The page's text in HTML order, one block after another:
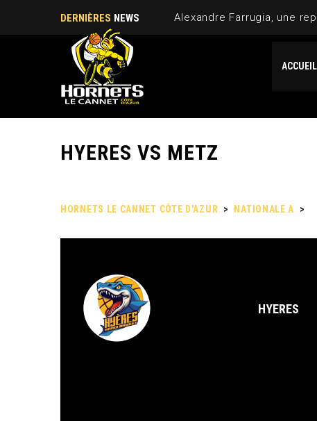
DERNIÈRES NEWS Alexandre Farrugia, une
ACCUEIL
HYERES VS METZ
HORNETS LE CANNET CÔTE D'AZUR > NATIONALE A >
HYERES